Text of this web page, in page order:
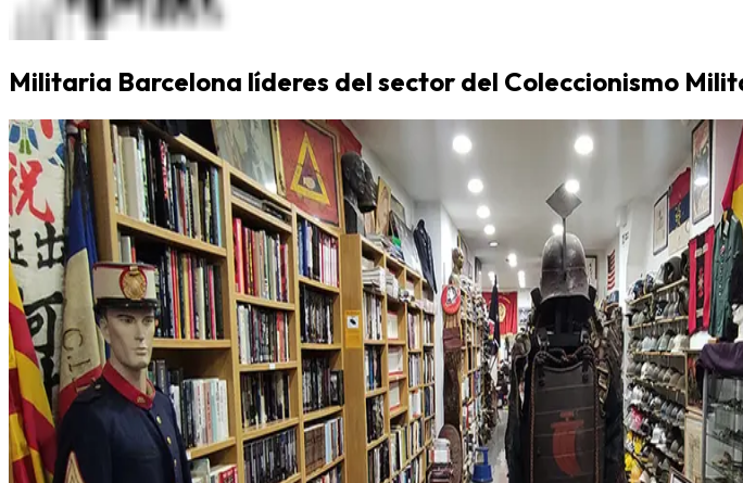
Militaria Barcelona líderes del sector del Coleccionismo